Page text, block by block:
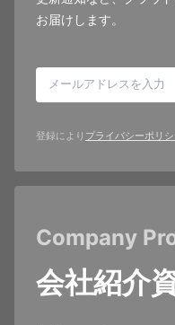
お届けします。
登録により プライバシーポリ
Company
会社紹介